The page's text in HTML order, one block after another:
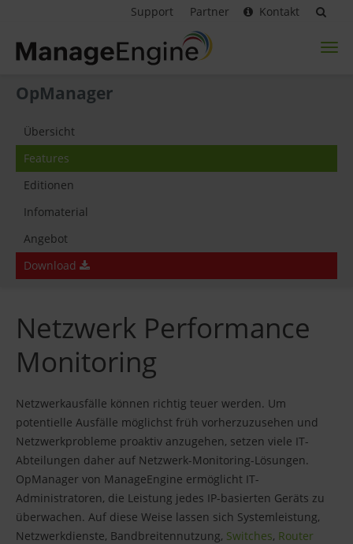
Support Partner Kontakt
OpManager
Übersicht
Features
Editionen
Infomaterial
Angebot
Download
Netzwerk Performance
Monitoring
Netzwerkausfälle können richtig teuer werden. Um
potentielle Ausfälle möglichst früh vorherzuzusehen und
Netzwerkprobleme proaktiv anzugehen, setzen viele IT-
Abteilungen daher auf Netzwerk-Monitoring-Lösungen.
OpManager von ManageEngine ermöglicht IT-
Administratoren, die Leistung jedes IP-basierten Geräts zu
überwachen. Auf diese Weise lassen sich Systemleistung,
Netzwerkdienste, Bandbreitennutzung, Switches, Router